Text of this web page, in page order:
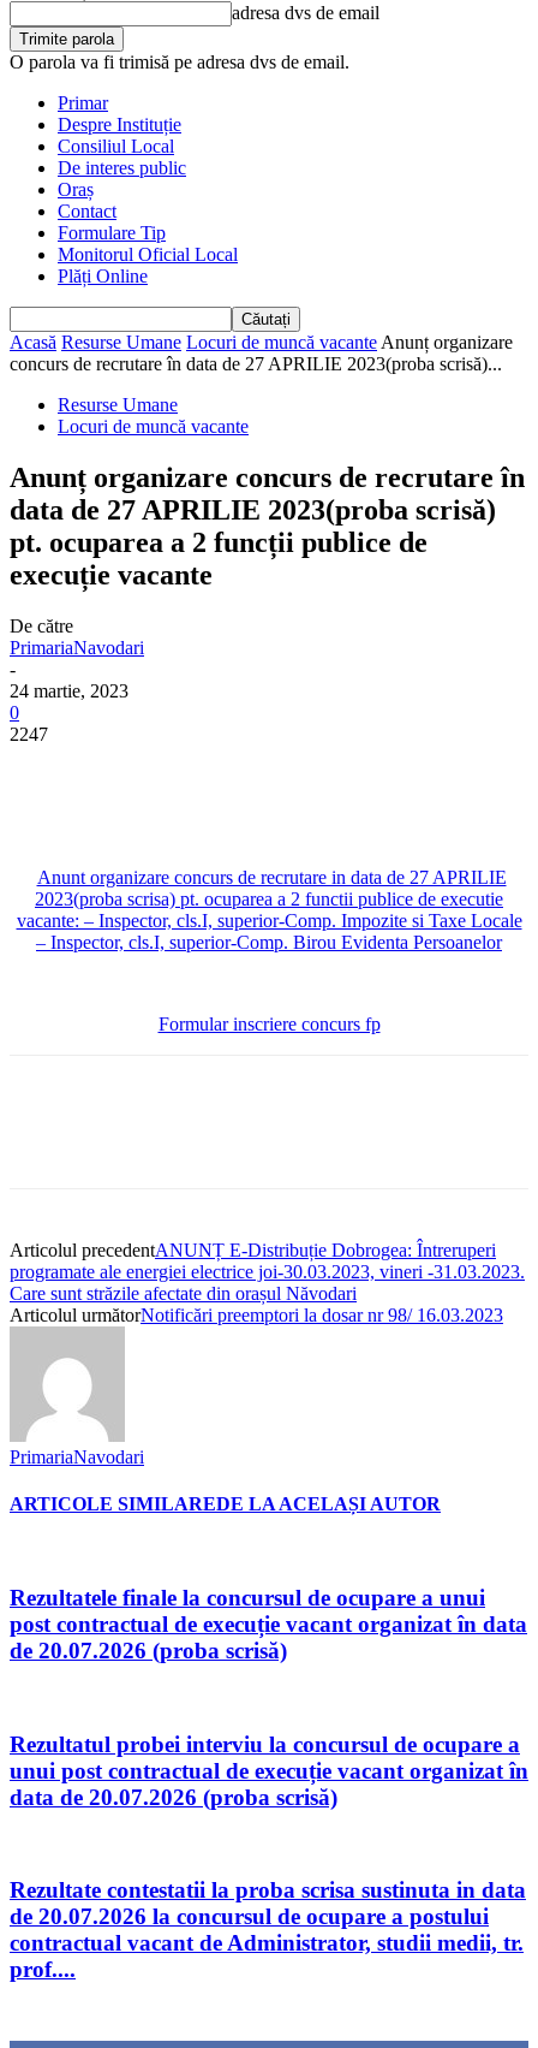
adresa dvs de email
O parola va fi trimisă pe adresa dvs de email.
Primar
Despre Instituție
Consiliul Local
De interes public
Oraș
Contact
Formulare Tip
Monitorul Oficial Local
Plăți Online
Acasă Resurse Umane Locuri de muncă vacante Anunț organizare
concurs de recrutare în data de 27 APRILIE 2023(proba scrisă)...
Resurse Umane
Locuri de muncă vacante
Anunț organizare concurs de recrutare în
data de 27 APRILIE 2023(proba scrisă)
pt. ocuparea a 2 funcții publice de
execuție vacante
De către
PrimariaNavodari
-
24 martie, 2023
0
2247
Anunt organizare concurs de recrutare in data de 27 APRILIE
2023(proba scrisa) pt. ocuparea a 2 functii publice de executie
vacante: – Inspector, cls.I, superior-Comp. Impozite si Taxe Locale
– Inspector, cls.I, superior-Comp. Birou Evidenta Persoanelor
Formular inscriere concurs fp
Articolul precedentANUNȚ E-Distribuție Dobrogea: Întreruperi
programate ale energiei electrice joi-30.03.2023, vineri -31.03.2023.
Care sunt străzile afectate din orașul Năvodari
Articolul următorNotificări preemptori la dosar nr 98/ 16.03.2023
PrimariaNavodari
ARTICOLE SIMILAREDE LA ACELAȘI AUTOR
Rezultatele finale la concursul de ocupare a unui
post contractual de execuție vacant organizat în data
de 20.07.2026 (proba scrisă)
Rezultatul probei interviu la concursul de ocupare a
unui post contractual de execuție vacant organizat în
data de 20.07.2026 (proba scrisă)
Rezultate contestatii la proba scrisa sustinuta in data
de 20.07.2026 la concursul de ocupare a postului
contractual vacant de Administrator, studii medii, tr.
prof....